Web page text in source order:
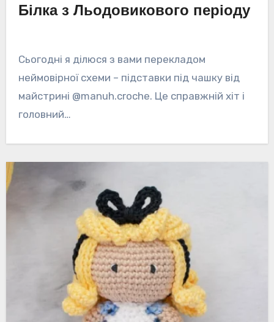
Білка з Льодовикового періоду
Сьогодні я ділюся з вами перекладом
неймовірної схеми – підставки під чашку від
майстрині @manuh.croche. Це справжній хіт і
головний…